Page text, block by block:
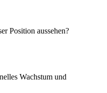
Position aussehen?
Wachstum und